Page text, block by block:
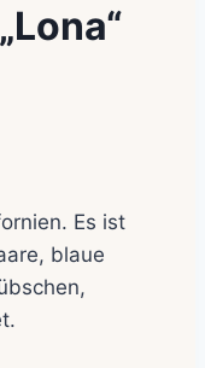
Es ist
blaue